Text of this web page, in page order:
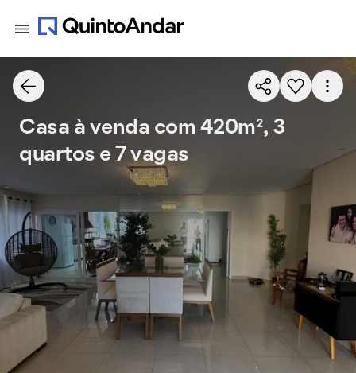
Casa à venda com 420m², 3
quartos e 7 vagas